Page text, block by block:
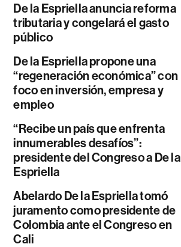
De la Espriella anuncia reforma
tributaria y congelará el gasto
público
De la Espriella propone una
“regeneración económica” con
foco en inversión, empresa y
empleo
“Recibe un país que enfrenta
innumerables desafíos”:
presidente del Congreso a De la
Espriella
Abelardo De la Espriella tomó
juramento como presidente de
Colombia ante el Congreso en
Cali